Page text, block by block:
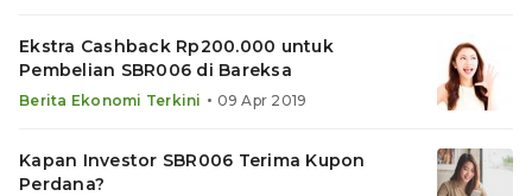
Ekstra Cashback Rp200.000 untuk
Pembelian SBR006 di Bareksa
Berita Ekonomi Terkini • 09 Apr 2019
Kapan Investor SBR006 Terima Kupon
Perdana?